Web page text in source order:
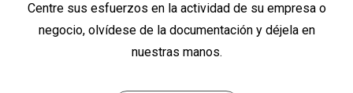
Centre sus esfuerzos en la actividad de su empresa o
negocio, olvídese de la documentación y déjela en
nuestras manos.